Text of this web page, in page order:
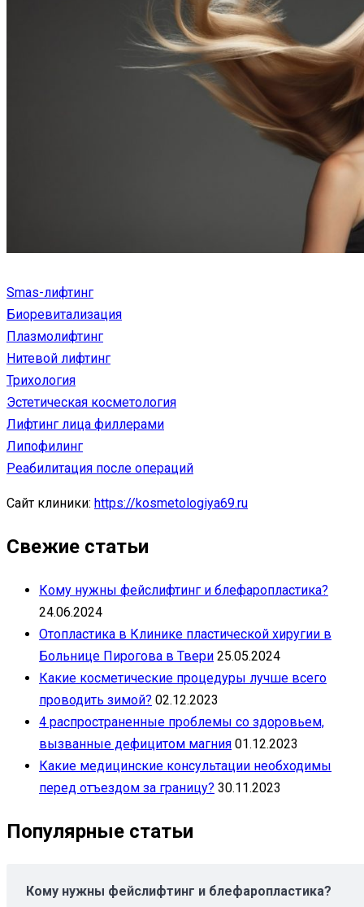
Smas-лифтинг
Биоревитализация
Плазмолифтинг
Нитевой лифтинг
Трихология
Эстетическая косметология
Лифтинг лица филлерами
Липофилинг
Реабилитация после операций
Сайт клиники: https://kosmetologiya69.ru
Свежие статьи
Кому нужны фейслифтинг и блефаропластика?
24.06.2024
Отопластика в Клинике пластической хиругии в
Больнице Пирогова в Твери 25.05.2024
Какие косметические процедуры лучше всего
проводить зимой? 02.12.2023
4 распространенные проблемы со здоровьем,
вызванные дефицитом магния 01.12.2023
Какие медицинские консультации необходимы
перед отъездом за границу? 30.11.2023
Популярные статьи
Кому нужны фейслифтинг и блефаропластика?